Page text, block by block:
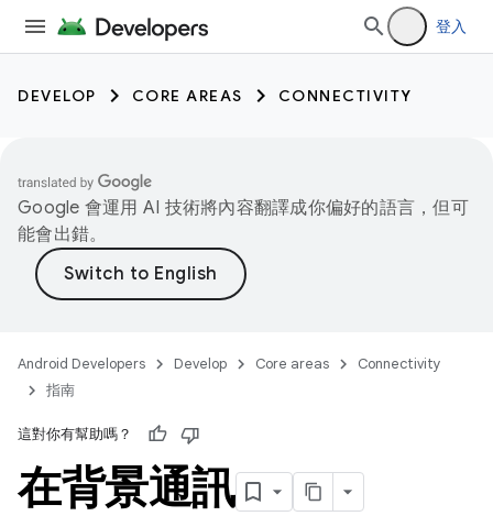
登入
DEVELOP CORE AREAS CONNECTIVITY
Google 會運用 AI 技術將內容翻譯成你偏好的語言，但可
能會出錯。
Android Developers Develop Core areas
Connectivity
指南
這對你有幫助嗎？
在背景通訊